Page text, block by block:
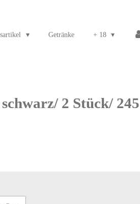
Getränke + 18
2 Stück/